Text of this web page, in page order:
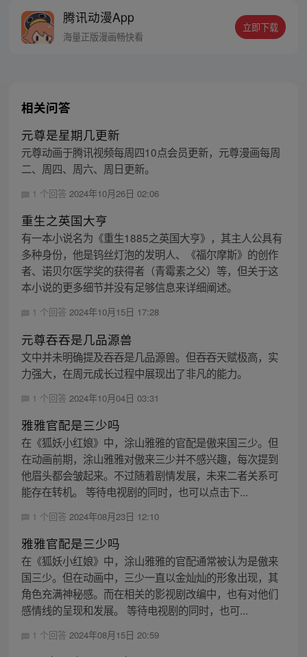
密，张楚岚的生活被彻底颠覆，与冯宝宝一
同踏上“异人”之旅。
腾讯动漫App
海量正版漫画畅快看
立即下载
相关问答
元尊是星期几更新
元尊动画于腾讯视频每周四10点会员更新，元尊漫画每周
二、周四、周六、周日更新。
1 个回答 2024年10月26日 02:06
重生之英国大亨
有一本小说名为《重生1885之英国大亨》，其主人公具有
多种身份，他是钨丝灯泡的发明人、《福尔摩斯》的创作
者、诺贝尔医学奖的获得者（青霉素之父）等，但关于这
本小说的更多细节并没有足够信息来详细阐述。
1 个回答 2024年10月15日 17:28
元尊吞吞是几品源兽
文中并未明确提及吞吞是几品源兽。但吞吞天赋极高，实
力强大，在周元成长过程中展现出了非凡的能力。
1 个回答 2024年10月04日 03:31
雅雅官配是三少吗
在《狐妖小红娘》中，涂山雅雅的官配是傲来国三少。但
在动画前期，涂山雅雅对傲来三少并不感兴趣，每次提到
他眉头都会皱起来。不过随着剧情发展，未来二者关系可
能存在转机。 等待电视剧的同时，也可以点击下...
1 个回答 2024年08月23日 12:10
雅雅官配是三少吗
在《狐妖小红娘》中，涂山雅雅的官配通常被认为是傲来
国三少。但在动画中，三少一直以金灿灿的形象出现，其
角色充满神秘感。而在相关的影视剧改编中，也有对他们
感情线的呈现和发展。 等待电视剧的同时，也可...
1 个回答 2024年08月15日 20:59